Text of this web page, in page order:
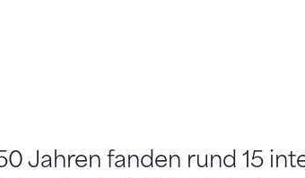
Jahren fanden rund 15